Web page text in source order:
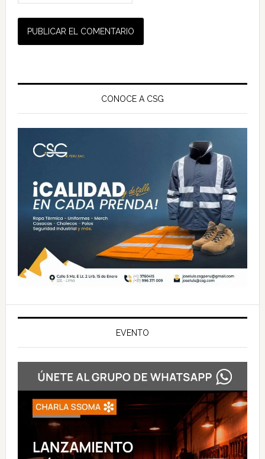
Barra
principal
CONOCE A CSG
EVENTO